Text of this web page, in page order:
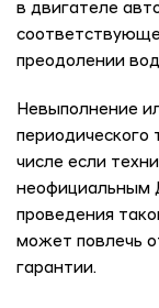
в двигателе
преодолении
Невыполнение
периодического
числе если
неофициальным
проведения
может повлечь
гарантии.